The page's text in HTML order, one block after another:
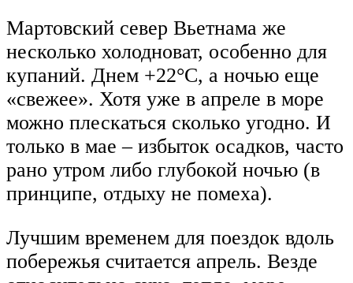
Мартовский север Вьетнама же
несколько холодноват, особенно для
купаний. Днем +22°С, а ночью еще
«свежее». Хотя уже в апреле в море
можно плескаться сколько угодно. И
только в мае – избыток осадков, часто
рано утром либо глубокой ночью (в
принципе, отдыху не помеха).
Лучшим временем для поездок вдоль
побережья считается апрель. Везде